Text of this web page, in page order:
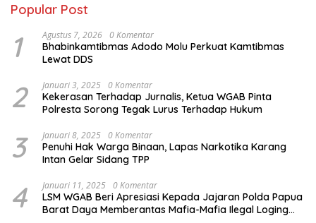
Popular Post
1 Agustus 7, 2026 0 Komentar
Bhabinkamtibmas Adodo Molu Perkuat Kamtibmas
Lewat DDS
2 Januari 3, 2025 0 Komentar
Kekerasan Terhadap Jurnalis, Ketua WGAB Pinta
Polresta Sorong Tegak Lurus Terhadap Hukum
3 Januari 8, 2025 0 Komentar
Penuhi Hak Warga Binaan, Lapas Narkotika Karang
Intan Gelar Sidang TPP
4 Januari 11, 2025 0 Komentar
LSM WGAB Beri Apresiasi Kepada Jajaran Polda Papua
Barat Daya Memberantas Mafia-Mafia Ilegal Loging